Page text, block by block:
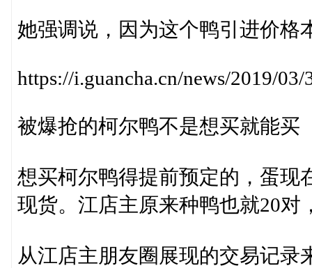
她强调说，因为这个鸭引进价格
https://i.guancha.cn/news/2019/
被爆抢的柯尔鸭不是想买就能买
想买柯尔鸭得提前预定的，蛋现
现货。江店主原来种鸭也就20
从江店主朋友圈展现的交易记录